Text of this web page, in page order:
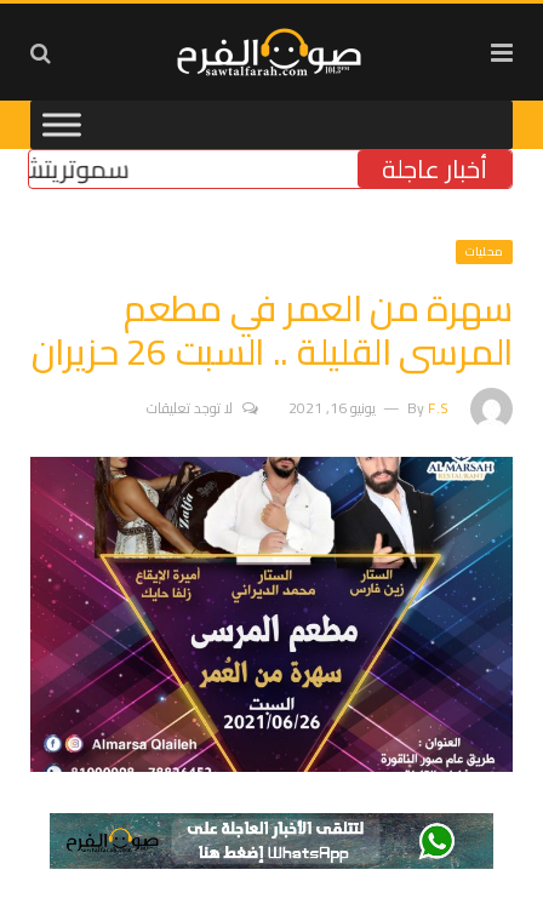
أخبار عاجلة سموتريتش:
محليات
سهرة من العمر في مطعم
المرسى القليلة .. السبت 26 حزيران
ByF.S يونيو 16, 2021 لا توجد تعليقات